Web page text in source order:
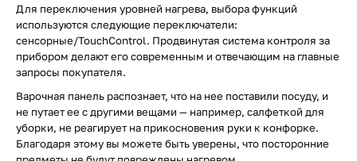
Для переключения уровней нагрева, выбора функций
используются следующие переключатели:
сенсорные/TouchControl. Продвинутая система контроля за
прибором делают его современным и отвечающим на главные
запросы покупателя.
Варочная панель распознает, что на нее поставили посуду, и
не путает ее с другими вещами — например, салфеткой для
уборки, не реагирует на прикосновения руки к конфорке.
Благодаря этому вы можете быть уверены, что посторонние